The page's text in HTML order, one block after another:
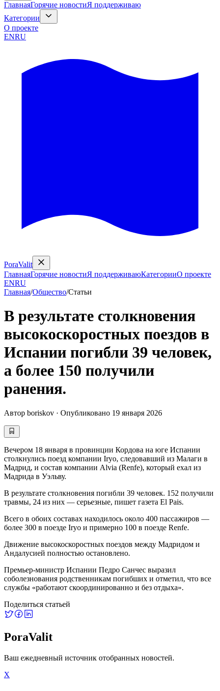
ГлавнаяГорячие новостиЯ поддерживаю
Категории
О проекте
ENRU
PoraValit
ГлавнаяГорячие новостиЯ поддерживаюКатегорииО проекте
ENRU
Главная/Общество/Статьи
В результате столкновения
высокоскоростных поездов в
Испании погибли 39 человек,
а более 150 получили
ранения.
Автор boriskov · Опубликовано 19 января 2026
Вечером 18 января в провинции Кордова на юге Испании
столкнулись поезд компании Iryo, следовавший из Малаги в
Мадрид, и состав компании Alvia (Renfe), который ехал из
Мадрида в Уэльву.
В результате столкновения погибли 39 человек. 152 получили
травмы, 24 из них — серьезные, пишет газета El Pais.
Всего в обоих составах находилось около 400 пассажиров —
более 300 в поезде Iryo и примерно 100 в поезде Renfe.
Движение высокоскоростных поездов между Мадридом и
Андалусией полностью остановлено.
Премьер-министр Испании Педро Санчес выразил
соболезнования родственникам погибших и отметил, что все
службы «работают скоординированно и без отдыха».
Поделиться статьей
PoraValit
Ваш ежедневный источник отобранных новостей.
X